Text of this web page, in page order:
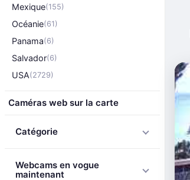
Mexique(155)
Océanie(61)
Panama(6)
Salvador(6)
USA(2729)
Caméras web sur la carte
Catégorie
Webcams en vogue
maintenant